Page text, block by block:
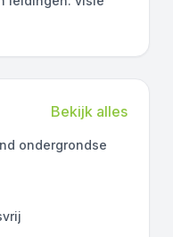
Bekijk alles
ondergrondse